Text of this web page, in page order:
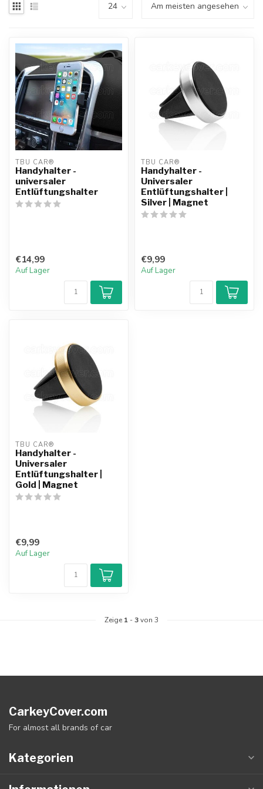
TBU CAR®
Handyhalter -
universaler
Entlüftungshalter
€14,99
Auf Lager
TBU CAR®
Handyhalter -
Universaler
Entlüftungshalter |
Silver | Magnet
€9,99
Auf Lager
TBU CAR®
Handyhalter -
Universaler
Entlüftungshalter |
Gold | Magnet
€9,99
Auf Lager
Zeige 1 -3von 3
CarkeyCover.com
For almost all brands of car
Kategorien